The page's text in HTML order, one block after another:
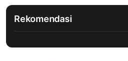
Rekomendasi